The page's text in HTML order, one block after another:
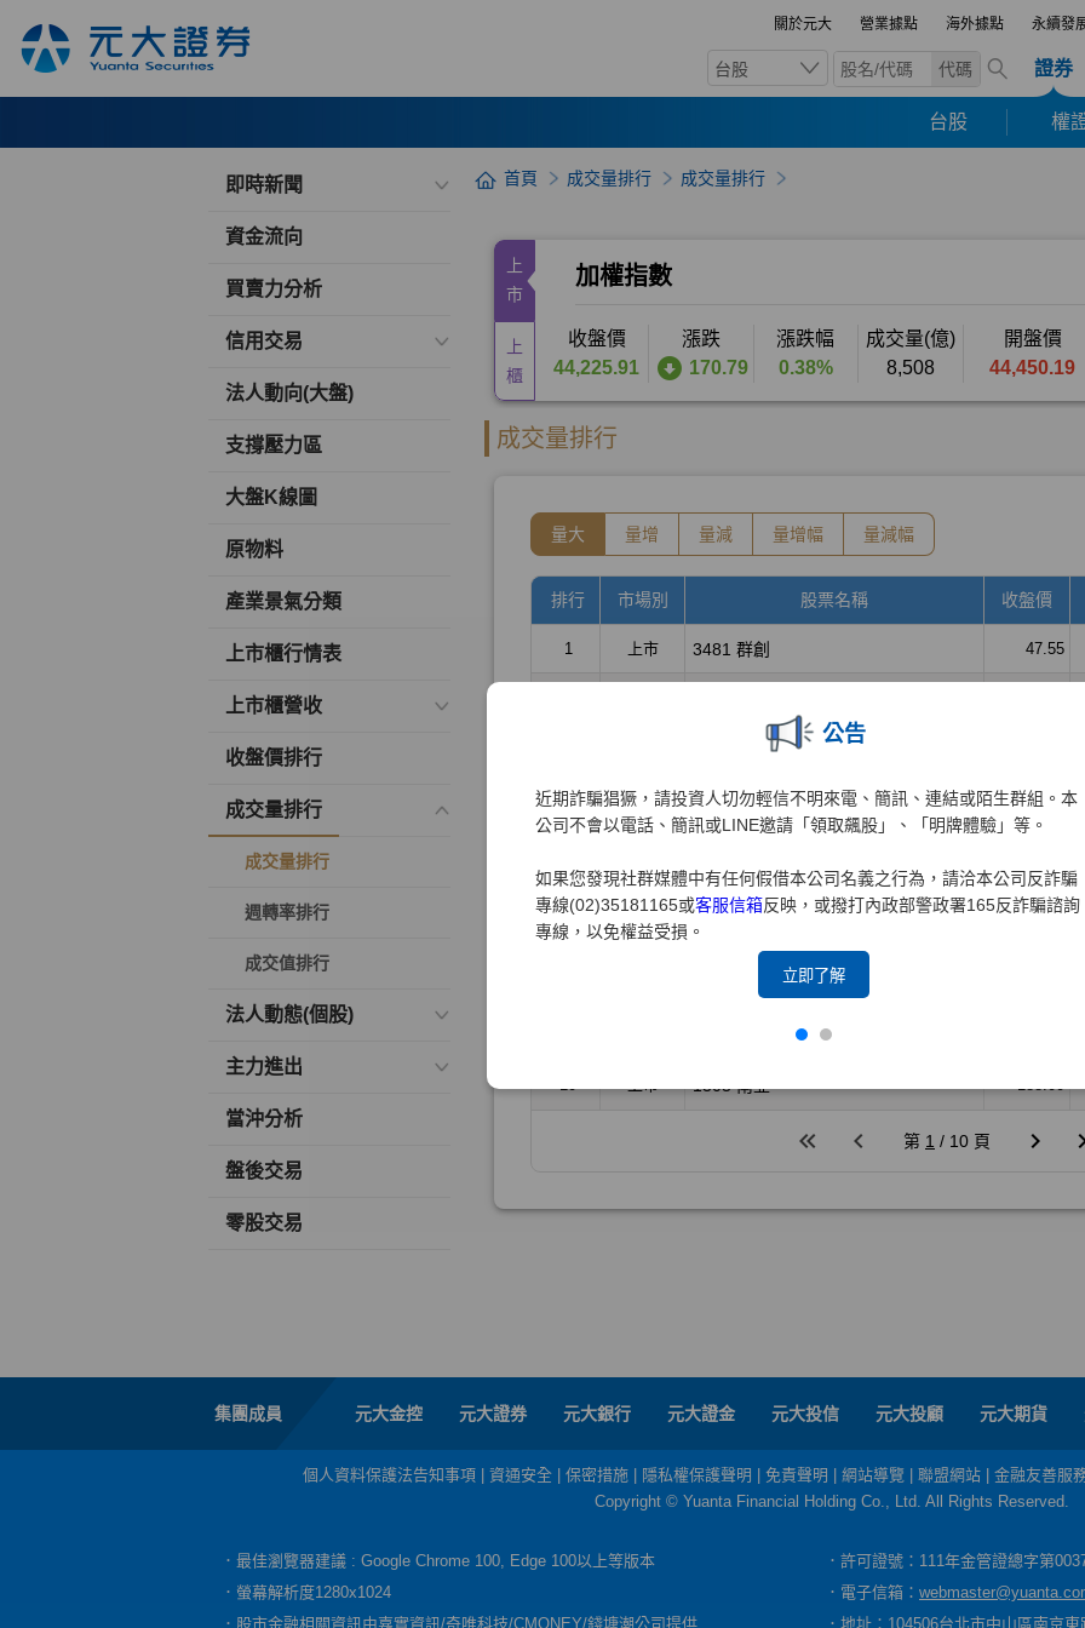
關於元大 營業據點 海外據點 永續發
台股 代碼 證券
台股 權
公告
近期詐騙猖獗，請投資人切勿輕信不明來電、簡訊、連結或陌生群組。本
公司不會以電話、簡訊或LINE邀請「領取飆股」、「明牌體驗」等。
如果您發現社群媒體中有任何假借本公司名義之行為，請洽本公司反詐騙
專線(02)35181165或客服信箱反映，或撥打內政部警政署165反詐騙諮詢
專線，以免權益受損。
立即了解
即時新聞
資金流向
買賣力分析
信用交易
法人動向(大盤)
支撐壓力區
大盤K線圖
原物料
產業景氣分類
上市櫃行情表
上市櫃營收
收盤價排行
成交量排行
成交量排行
週轉率排行
成交值排行
法人動態(個股)
主力進出
當沖分析
盤後交易
零股交易
首頁 成交量排行 成交量排行
集團成員 元大金控 元大證券 元大銀行 元大證金 元大投信 元大投顧 元大期貨
個人資料保護法告知事項 資通安全 保密措施 隱私權保護聲明 免責聲明 網站導覽 聯盟網站
金融友善服
Copyright © Yuanta Financial Holding Co., Ltd. All Rights Reserved.
．最佳瀏覽器建議 : Google Chrome 100, Edge 100以上等版本
．許可證號：111年金管證總字第
．螢幕解析度1280x1024
．電子信箱：
．股市金融相關資訊由嘉實資訊/奇唯科技/CMONEY/錢塘潮公司提供
．地址：104506台北市中山區南京